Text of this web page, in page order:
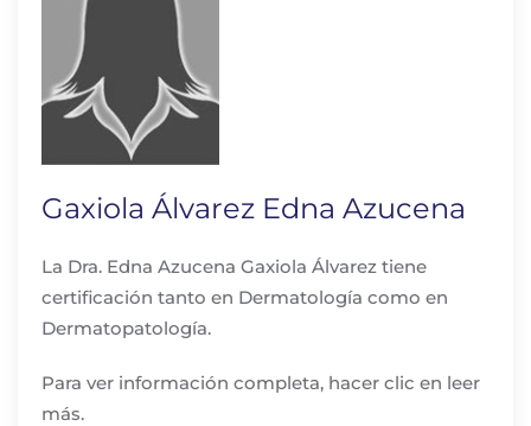
Gaxiola Álvarez Edna Azucena
La Dra. Edna Azucena Gaxiola Álvarez tiene
certificación tanto en Dermatología como en
Dermatopatología.
Para ver información completa, hacer clic en leer
más.